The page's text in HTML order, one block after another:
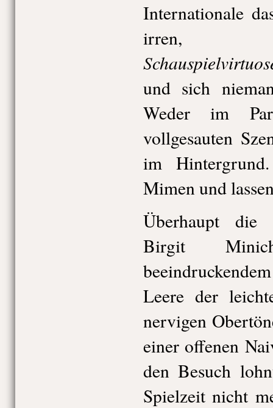
Internationale
irren,
und sich
Weder im
vollgesauten
im
Mimen und
Überhaupt die
Birgit
Leere der
nervigen
einer offenen
den Besuch
Spielzeit nicht